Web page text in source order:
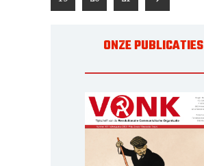
ONZE PUBLICATIES